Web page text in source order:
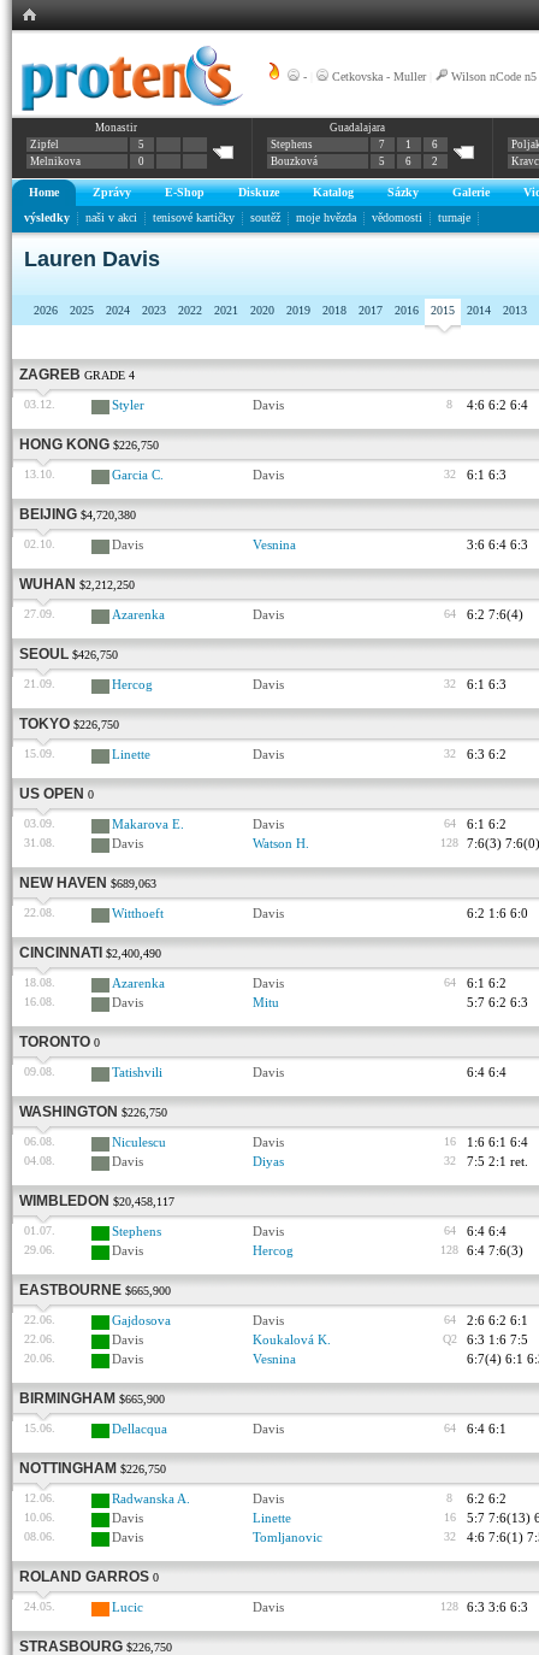
- Cetkovska - Muller| Wilson nCode n5
Monastir
Zipfel
5
Melnikova
0
Guadalajara
Stephens
7 1
6
Bouzková
5 6 2
Home Zprávy E-Shop Diskuze Katalog Sázky Galerie
výsledky
naši v akci tenisové kartičky soutěž moje hvězda vědomosti turnaje
Lauren Davis
2026 2025 2024 2023 2022 2021 2020 2019 2018 2017 2016 2015 2014 2013
ZAGREB GRADE 4
03.12. Styler Davis 8 4:6 6:2 6:4
HONG KONG $226,750
13.10. Garcia C. Davis 32 6:1 6:3
BEIJING $4,720,380
02.10. Davis Vesnina 3:6 6:4 6:3
WUHAN $2,212,250
27.09. Azarenka Davis 64 6:2 7:6(4)
SEOUL $426,750
21.09. Hercog Davis 32 6:1 6:3
TOKYO $226,750
15.09. Linette Davis 32 6:3 6:2
US OPEN 0
03.09. Makarova E. Davis 64 6:1 6:2
31.08. Davis Watson H. 128 7:6(3) 7:6(0)
NEW HAVEN $689,063
22.08. Witthoeft Davis 6:2 1:6 6:0
CINCINNATI $2,400,490
18.08. Azarenka Davis 64 6:1 6:2
16.08. Davis Mitu 5:7 6:2 6:3
TORONTO 0
09.08. Tatishvili Davis 6:4 6:4
WASHINGTON $226,750
06.08. Niculescu Davis 16 1:6 6:1 6:4
04.08. Davis Diyas 32 7:5 2:1 ret.
WIMBLEDON $20,458,117
01.07. Stephens Davis 64 6:4 6:4
29.06. Davis Hercog 128 6:4 7:6(3)
EASTBOURNE $665,900
22.06. Gajdosova Davis 64 2:6 6:2 6:1
22.06. Davis Koukalová K. Q2 6:3 1:6 7:5
20.06. Davis Vesnina 6:7(4) 6:1
BIRMINGHAM $665,900
15.06. Dellacqua Davis 64 6:4 6:1
NOTTINGHAM $226,750
12.06. Radwanska A. Davis 8 6:2 6:2
10.06. Davis Linette 16 5:7 7:6(13)
08.06. Davis Tomljanovic 32 4:6 7:6(1)
ROLAND GARROS 0
24.05. Lucic Davis 128 6:3 3:6 6:3
STRASBOURG $226,750